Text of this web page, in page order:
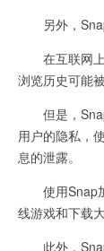
另外，Snap
在互联网上
浏览历史可能
但是，Snap
用户的隐私，
息的泄露。
使用Snap加
线游戏和下载
此外，Snap